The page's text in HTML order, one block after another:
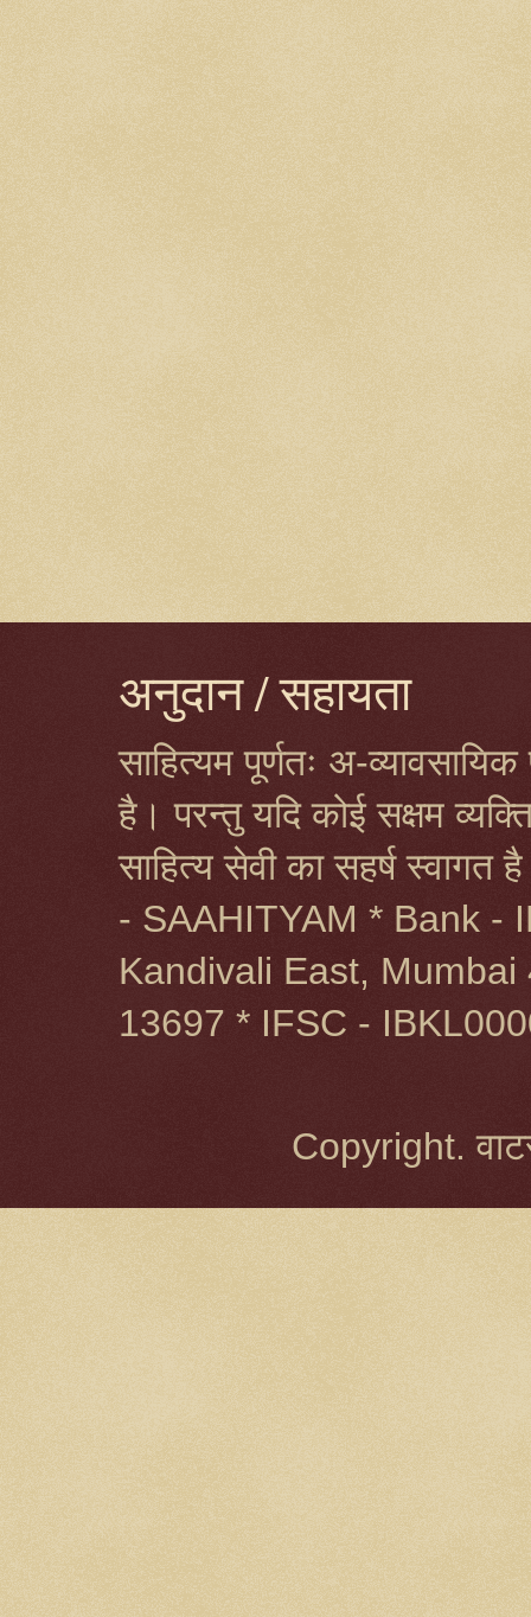
अनुदान / सहायता
साहित्यम पूर्णतः अ-
है। परन्तु यदि कोई सक्षम
साहित्य सेवी का सहर्ष
- SAAHITYAM * Bank -
Kandivali East,
13697 * IFSC -
Copyright.